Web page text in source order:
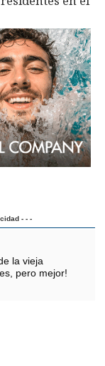
- - -
la vieja
pero mejor!